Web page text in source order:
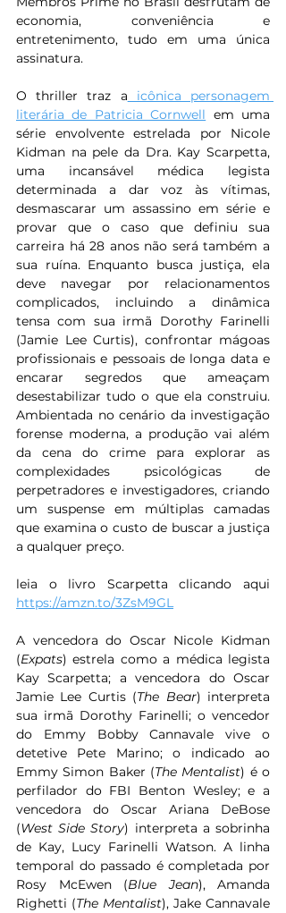
economia, conveniência e
entretenimento, tudo em uma única
assinatura.
O thriller traz a icônica personagem
literária de Patricia Cornwell em uma
série envolvente estrelada por Nicole
Kidman na pele da Dra. Kay Scarpetta,
uma incansável médica legista
determinada a dar voz às vítimas,
desmascarar um assassino em série e
provar que o caso que definiu sua
carreira há 28 anos não será também a
sua ruína. Enquanto busca justiça, ela
deve navegar por relacionamentos
complicados, incluindo a dinâmica
tensa com sua irmã Dorothy Farinelli
(Jamie Lee Curtis), confrontar mágoas
profissionais e pessoais de longa data e
encarar segredos que ameaçam
desestabilizar tudo o que ela construiu.
Ambientada no cenário da investigação
forense moderna, a produção vai além
da cena do crime para explorar as
complexidades psicológicas de
perpetradores e investigadores, criando
um suspense em múltiplas camadas
que examina o custo de buscar a justiça
a qualquer preço.
https://amzn.to/3ZsM9GL
A vencedora do Oscar Nicole Kidman
(Expats) estrela como a médica legista
Kay Scarpetta; a vencedora do Oscar
Jamie Lee Curtis (The Bear) interpreta
sua irmã Dorothy Farinelli; o vencedor
do Emmy Bobby Cannavale vive o
detetive Pete Marino; o indicado ao
Emmy Simon Baker (The Mentalist) é o
perfilador do FBI Benton Wesley; e a
vencedora do Oscar Ariana DeBose
(West Side Story) interpreta a sobrinha
de Kay, Lucy Farinelli Watson. A linha
temporal do passado é completada por
Rosy McEwen (Blue Jean), Amanda
Righetti (The Mentalist), Jake Cannavale